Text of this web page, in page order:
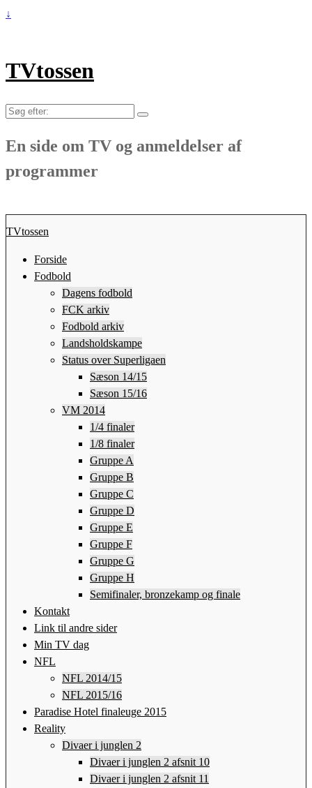
↓
TVtossen
Søg
En side om TV og anmeldelser af
programmer
TVtossen
Forside
Fodbold
Dagens fodbold
FCK arkiv
Fodbold arkiv
Landsholdskampe
Status over Superligaen
Sæson 14/15
Sæson 15/16
VM 2014
1/4 finaler
1/8 finaler
Gruppe A
Gruppe B
Gruppe C
Gruppe D
Gruppe E
Gruppe F
Gruppe G
Gruppe H
Semifinaler, bronzekamp og finale
Kontakt
Link til andre sider
Min TV dag
NFL
NFL 2014/15
NFL 2015/16
Paradise Hotel finaleuge 2015
Reality
Divaer i junglen 2
Divaer i junglen 2 afsnit 10
Divaer i junglen 2 afsnit 11